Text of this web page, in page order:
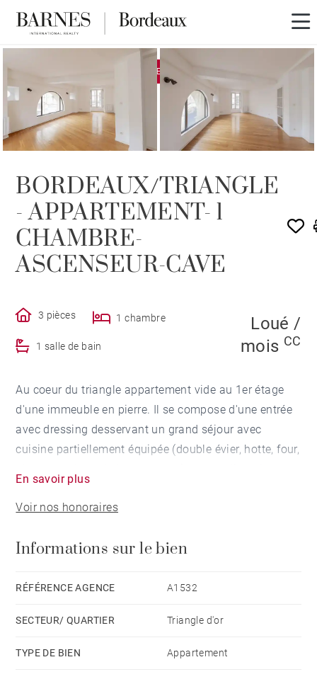
LOUÉ PAR BARNES
BORDEAUX/TRIANGLE
- APPARTEMENT- 1
CHAMBRE-
ASCENSEUR-CAVE
3 pièces 1 chambre
1 salle de bain
Loué /
mois CC
Au coeur du triangle appartement vide au 1er étage
d'une immeuble en pierre. Il se compose d'une entrée
avec dressing desservant un grand séjour avec
cuisine partiellement équipée (double évier, hotte, four,
cellier, une salle de bains, une chambre avec placard,
un bureau et un WC séparé.
Ses atouts : Son emplacement, un grand séjour
Loyer HC : 1 170 €
Provision mensuelle avec régularisation annuelle :
En savoir plus
Voir nos honoraires
Informations sur le bien
RÉFÉRENCE AGENCE A1532
SECTEUR/ QUARTIER Triangle d'or
TYPE DE BIEN Appartement